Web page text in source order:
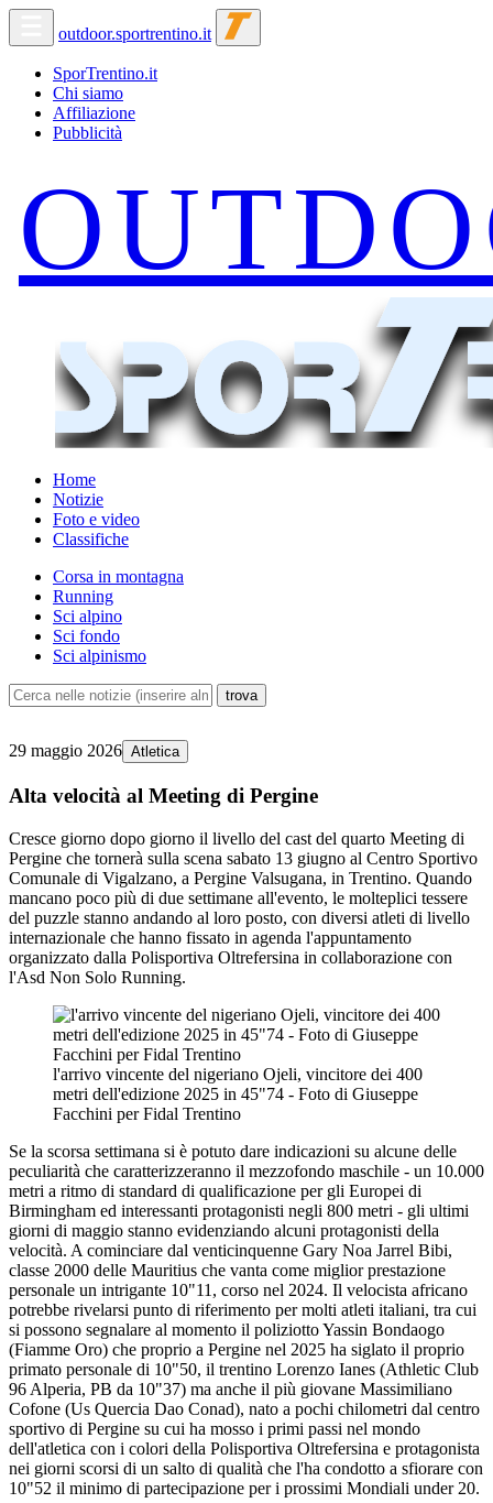
outdoor.sportrentino.it
SporTrentino.it
Chi siamo
Affiliazione
Pubblicità
Home
Notizie
Foto e video
Classifiche
Corsa in montagna
Running
Sci alpino
Sci fondo
Sci alpinismo
29 maggio 2026 Atletica
Alta velocità al Meeting di Pergine
Cresce giorno dopo giorno il livello del cast del quarto Meeting di
Pergine che tornerà sulla scena sabato 13 giugno al Centro Sportivo
Comunale di Vigalzano, a Pergine Valsugana, in Trentino. Quando
mancano poco più di due settimane all'evento, le molteplici tessere
del puzzle stanno andando al loro posto, con diversi atleti di livello
internazionale che hanno fissato in agenda l'appuntamento
organizzato dalla Polisportiva Oltrefersina in collaborazione con
l'Asd Non Solo Running.
l'arrivo vincente del nigeriano Ojeli, vincitore dei 400
metri dell'edizione 2025 in 45"74 - Foto di Giuseppe
Facchini per Fidal Trentino
Se la scorsa settimana si è potuto dare indicazioni su alcune delle
peculiarità che caratterizzeranno il mezzofondo maschile - un 10.000
metri a ritmo di standard di qualificazione per gli Europei di
Birmingham ed interessanti protagonisti negli 800 metri - gli ultimi
giorni di maggio stanno evidenziando alcuni protagonisti della
velocità. A cominciare dal venticinquenne Gary Noa Jarrel Bibi,
classe 2000 delle Mauritius che vanta come miglior prestazione
personale un intrigante 10"11, corso nel 2024. Il velocista africano
potrebbe rivelarsi punto di riferimento per molti atleti italiani, tra cui
si possono segnalare al momento il poliziotto Yassin Bondaogo
(Fiamme Oro) che proprio a Pergine nel 2025 ha siglato il proprio
primato personale di 10"50, il trentino Lorenzo Ianes (Athletic Club
96 Alperia, PB da 10"37) ma anche il più giovane Massimiliano
Cofone (Us Quercia Dao Conad), nato a pochi chilometri dal centro
sportivo di Pergine su cui ha mosso i primi passi nel mondo
dell'atletica con i colori della Polisportiva Oltrefersina e protagonista
nei giorni scorsi di un salto di qualità che l'ha condotto a sfiorare con
10"52 il minimo di partecipazione per i prossimi Mondiali under 20.